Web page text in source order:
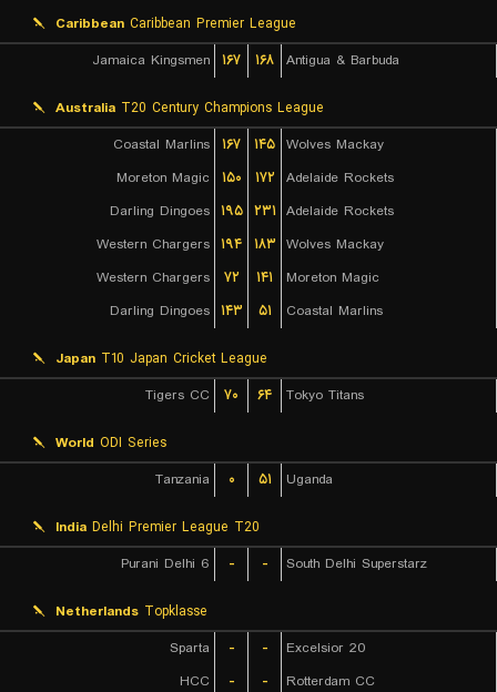
Caribbean Caribbean Premier League
Jamaica Kingsmen
۱۶۷ ۱۶۸ Antigua & Barbuda
Australia T20 Century Champions League
Coastal Marlins
۱۶۷ ۱۴۵ Wolves Mackay
Moreton Magic
۱۵۰ ۱۷۲ Adelaide Rockets
Darling Dingoes ۱۹۵ ۲۳۱ Adelaide Rockets
Western Chargers ۱۹۴ ۱۸۳ Wolves Mackay
Western Chargers
۷۲ ۱۴۱
Moreton Magic
Darling Dingoes ۱۴۳ ۵۱ Coastal Marlins
Japan T10 Japan Cricket League
Tigers CC
۷۰ ۶۴ Tokyo Titans
World ODI Series
Tanzania
۰ ۵۱ Uganda
India Delhi Premier League T20
Purani Delhi 6
- - South Delhi Superstarz
Netherlands Topklasse
Sparta
- -
Excelsior 20
HCC
- - Rotterdam CC